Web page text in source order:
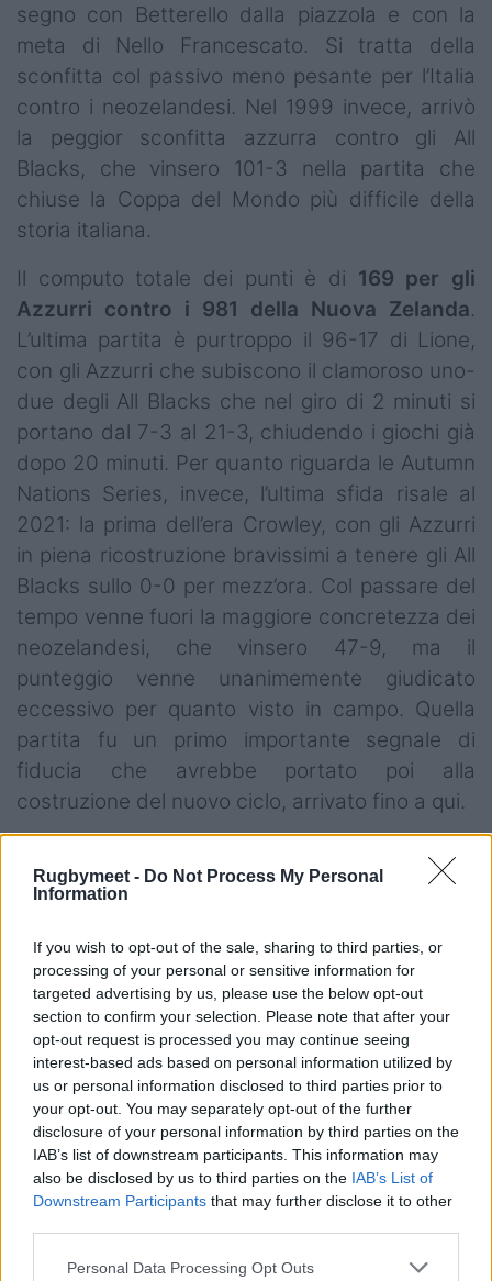
Rugbymeet - Do Not Process My Personal
Information
If you wish to opt-out of the sale, sharing to third parties, or
processing of your personal or sensitive information for
targeted advertising by us, please use the below opt-out
section to confirm your selection. Please note that after your
opt-out request is processed you may continue seeing
interest-based ads based on personal information utilized by
us or personal information disclosed to third parties prior to
your opt-out. You may separately opt-out of the further
disclosure of your personal information by third parties on the
IAB’s list of downstream participants. This information may
also be disclosed by us to third parties on the IAB’s List of
Downstream Participants that may further disclose it to other
Personal Data Processing Opt Outs
segno con Betterello dalla piazzola e con la
meta di Nello Francescato. Si tratta della
sconfitta col passivo meno pesante per l’Italia
contro i neozelandesi. Nel 1999 invece, arrivò
la peggior sconfitta azzurra contro gli All
Blacks, che vinsero 101-3 nella partita che
chiuse la Coppa del Mondo più difficile della
storia italiana.
Il computo totale dei punti è di 169 per gli
Azzurri contro i 981 della Nuova Zelanda.
L’ultima partita è purtroppo il 96-17 di Lione,
con gli Azzurri che subiscono il clamoroso uno-
due degli All Blacks che nel giro di 2 minuti si
portano dal 7-3 al 21-3, chiudendo i giochi già
dopo 20 minuti. Per quanto riguarda le Autumn
Nations Series, invece, l’ultima sfida risale al
2021: la prima dell’era Crowley, con gli Azzurri
in piena ricostruzione bravissimi a tenere gli All
Blacks sullo 0-0 per mezz’ora. Col passare del
tempo venne fuori la maggiore concretezza dei
neozelandesi, che vinsero 47-9, ma il
punteggio venne unanimemente giudicato
eccessivo per quanto visto in campo. Quella
partita fu un primo importante segnale di
fiducia che avrebbe portato poi alla
costruzione del nuovo ciclo, arrivato fino a qui.